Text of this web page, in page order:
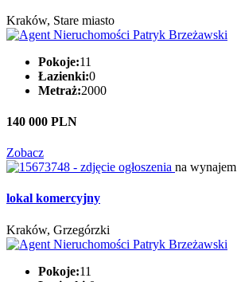
Kraków, Stare miasto
Pokoje:11
Łazienki:0
Metraż:2000
140 000 PLN
Zobacz
na wynajem
lokal komercyjny
Kraków, Grzegórzki
Pokoje:11